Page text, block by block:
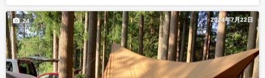
2024年7月22日
24